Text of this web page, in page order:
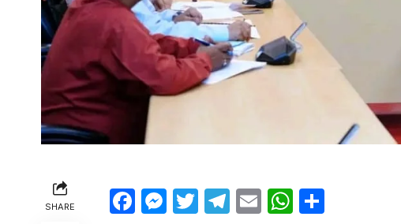
SHARE Facebook
Messenger
Twitter
Telegram
EmailWhatsApp